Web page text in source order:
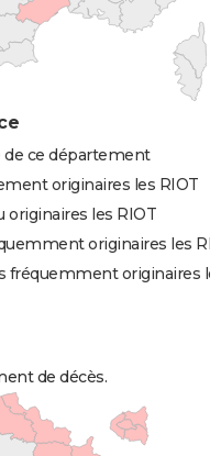
de ce département
originaires les RIOT
les RIOT
originaires les
fréquemment originaires
de décès.